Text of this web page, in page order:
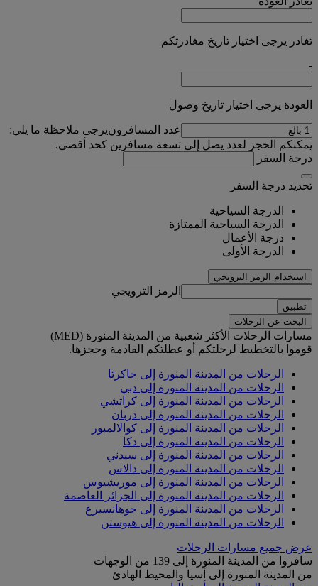
تغادر يرجى اختيار تاريخ مغادرتكم
-
العودة يرجى اختيار تاريخ وصول
عدد المسافرونيرجى ملاحظة ما يلي:
يمكنكم الحجز لعدد يصل إلى تسعة مسافرين كحد أقصى.
درجة السفر
تحديد درجة السفر
الدرجة السياحية
الدرجة السياحية الممتازة
درجة الأعمال
الدرجة الأولى
استخدام الرمز الترويجي
الرمز الترويجي
تطبيق
البحث عن الرحلات
مسارات الرحلات الأكثر شعبية من المدينة المنورة (MED)
قوموا بالتخطيط لرحلتكم أو عطلتكم القادمة وحجزها.
الرحلات من المدينة المنورة إلى جاكرتا
الرحلات من المدينة المنورة إلى دبي
الرحلات من المدينة المنورة إلى كراتشي
الرحلات من المدينة المنورة إلى دربان
الرحلات من المدينة المنورة إلى كوالالمبور
الرحلات من المدينة المنورة إلى دكا
الرحلات من المدينة المنورة إلى سيدني
الرحلات من المدينة المنورة إلى دالاس
الرحلات من المدينة المنورة إلى موريشيوس
الرحلات من المدينة المنورة إلى الجزائر العاصمة
الرحلات من المدينة المنورة إلى جوهانسبرغ
الرحلات من المدينة المنورة إلى هيوستن
عرض جميع مسارات الرحلات
سافروا من المدينة المنورة إلى 139 من الوجهات
من المدينة المنورة إلى آسيا والمحيط الهادئ